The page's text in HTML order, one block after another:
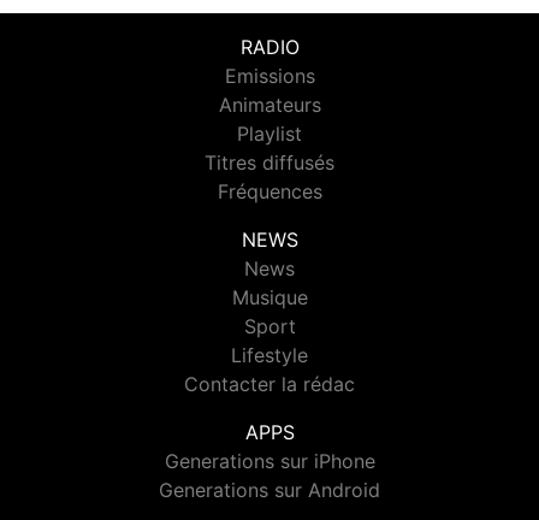
RADIO
Emissions
Animateurs
Playlist
Titres diffusés
Fréquences
NEWS
News
Musique
Sport
Lifestyle
Contacter la rédac
APPS
Generations sur iPhone
Generations sur Android